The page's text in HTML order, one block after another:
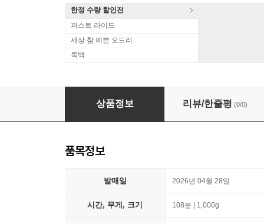
한정 수량 할인전
퍼스트 라이드
세상 참 예쁜 오드리
룩백
Emmanuel Plasson 애쉬튼: `발레의 장면들`
상품정보 리뷰/한줄평 (0/0)
품목정보
발매일 2026년 04월 28일
시간, 무게, 크기 108분 | 1,000g